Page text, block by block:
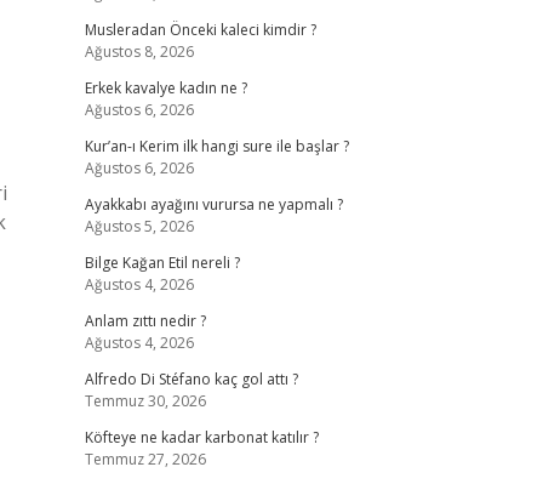
Musleradan Önceki kaleci kimdir ?
Ağustos 8, 2026
Erkek kavalye kadın ne ?
Ağustos 6, 2026
Kur’an-ı Kerim ilk hangi sure ile başlar ?
Ağustos 6, 2026
Ayakkabı ayağını vurursa ne yapmalı ?
Ağustos 5, 2026
Bilge Kağan Etil nereli ?
Ağustos 4, 2026
Anlam zıttı nedir ?
Ağustos 4, 2026
Alfredo Di Stéfano kaç gol attı ?
Temmuz 30, 2026
Köfteye ne kadar karbonat katılır ?
Temmuz 27, 2026